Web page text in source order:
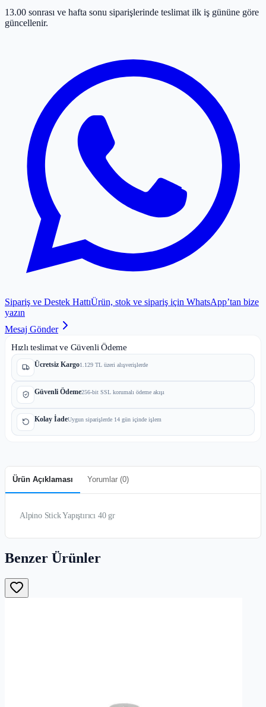
13.00 sonrası ve hafta sonu siparişlerinde teslimat ilk iş gününe göre
güncellenir.
Sipariş ve Destek HattıÜrün, stok ve sipariş için WhatsApp’tan bize
yazın
Mesaj Gönder
Hızlı teslimat ve Güvenli Ödeme
Ücretsiz Kargo1.129 TL üzeri alışverişlerde
Güvenli Ödeme256-bit SSL korumalı ödeme akışı
Kolay İadeUygun siparişlerde 14 gün içinde işlem
Ürün Açıklaması Yorumlar (0)
Alpino Stick Yapıştırıcı 40 gr
Benzer Ürünler